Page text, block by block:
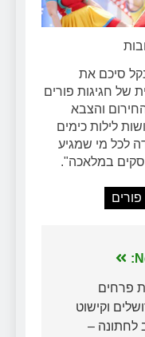
סיכם את
של חגיגות פורים
והצבא
לילות כימים
לכל מי שמגיע
במלאכה".
פורים
פרחים
וקישוט
לחתונה –